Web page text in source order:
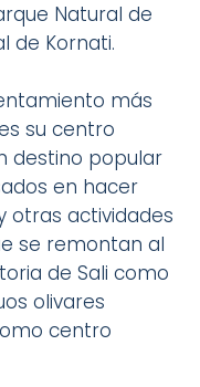
Natural de
de Kornati.
más
su centro
destino popular
en hacer
otras actividades
se remontan al
de Sali como
olivares
centro